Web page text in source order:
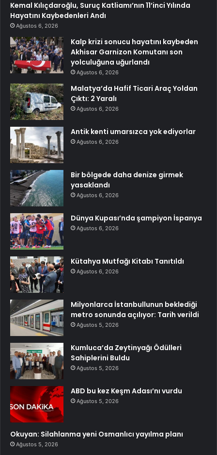
Kemal Kılıçdaroğlu, Suruç Katliamı’nın 11’inci Yılında
Hayatını Kaybedenleri Andı
Ağustos 6, 2026
Kalp krizi sonucu hayatını kaybeden
Akhisar Garnizon Komutanı son
yolculuğuna uğurlandı
Ağustos 6, 2026
Malatya’da Hafif Ticari Araç Yoldan
Çıktı: 2 Yaralı
Ağustos 6, 2026
Antik kenti umarsızca yok ediyorlar
Ağustos 6, 2026
Bir bölgede daha denize girmek
yasaklandı
Ağustos 6, 2026
Dünya Kupası’nda şampiyon İspanya
Ağustos 6, 2026
Kütahya Mutfağı Kitabı Tanıtıldı
Ağustos 6, 2026
Milyonlarca İstanbullunun beklediği
metro sonunda açılıyor: Tarih verildi
Ağustos 5, 2026
Kumluca’da Zeytinyağı Ödülleri
Sahiplerini Buldu
Ağustos 5, 2026
ABD bu kez Keşm Adası’nı vurdu
Ağustos 5, 2026
Okuyan: Silahlanma yeni Osmanlıcı yayılma planı
Ağustos 5, 2026